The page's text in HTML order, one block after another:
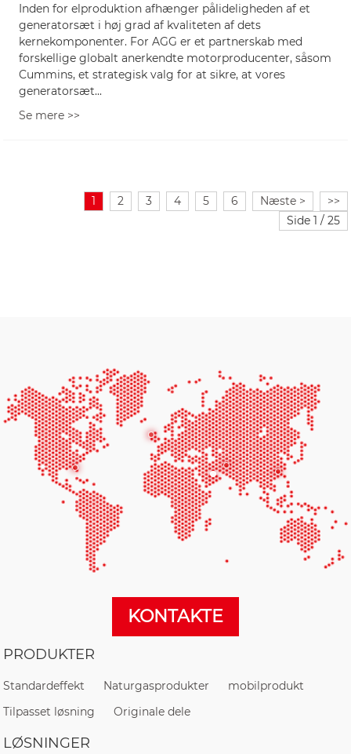
Inden for elproduktion afhænger pålideligheden af ​​et
generatorsæt i høj grad af kvaliteten af ​​dets
kernekomponenter. For AGG er et partnerskab med
forskellige globalt anerkendte motorproducenter, såsom
Cummins, et strategisk valg for at sikre, at vores
generatorsæt...
Se mere >>
1 2 3 4 5 6 Næste >
>>
Side 1 / 25
KONTAKTE
PRODUKTER
Standardeffekt Naturgasprodukter
mobilprodukt
Tilpasset løsning
Originale dele
LØSNINGER